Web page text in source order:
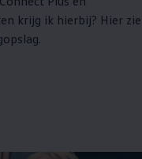
krijg ik hierbij? Hier zie